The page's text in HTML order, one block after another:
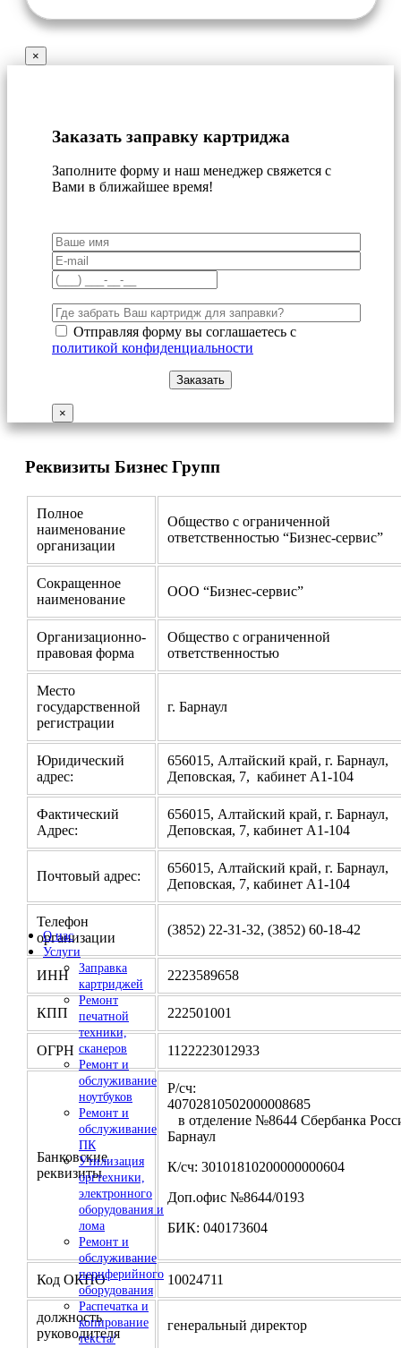
О нас
Услуги
Заправка
картриджей
Ремонт
печатной
техники,
сканеров
Ремонт и
обслуживание
ноутбуков
Ремонт и
обслуживание
ПК
Утилизация
оргтехники,
электронного
оборудования и
лома
Ремонт и
обслуживание
периферийного
оборудования
Распечатка и
копирование
текста/
×
Заказать заправку картриджа
Заполните форму и наш менеджер свяжется с
Вами в ближайшее время!
Отправляя форму вы соглашаетесь с
политикой конфиденциальности
×
Реквизиты Бизнес Групп
Полное
наименование
организации
Общество с ограниченной
ответственностью “Бизнес-сервис”
Сокращенное
наименование
ООО “Бизнес-сервис”
Организационно-
правовая форма
Общество с ограниченной
ответственностью
Место
государственной
регистрации
г. Барнаул
Юридический
адрес:
656015, Алтайский край, г. Барнаул,
Деповская, 7, кабинет А1-104
Фактический
Адрес:
656015, Алтайский край, г. Барнаул,
Деповская, 7, кабинет А1-104
Почтовый адрес:
656015, Алтайский край, г. Барнаул,
Деповская, 7, кабинет А1-104
Телефон
организации
(3852) 22-31-32, (3852) 60-18-42
ИНН 2223589658
КПП 222501001
ОГРН 1122223012933
Банковские
реквизиты
Р/сч:
в отделение №8644 Сбербанка
Барнаул
К/сч: 30101810200000000604
Доп.офис №8644/0193
БИК: 040173604
Код ОКПО 10024711
должность
руководителя
генеральный директор